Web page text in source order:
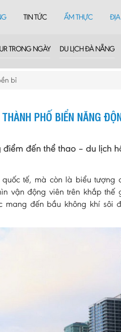
TIN TỨC ẨM THỰC
TRONG NGÀY DU LỊCH ĐÀ NẴNG
bỉ
PHỐ BIỂN NĂNG
đến thể thao – du lịch
tế, mà còn là biểu tượng
vận động viên trên khắp thế
đến bầu không khí sôi